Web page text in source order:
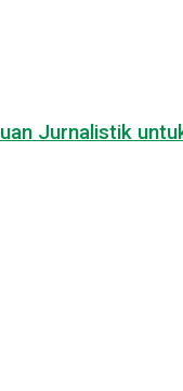
Jurnalistik